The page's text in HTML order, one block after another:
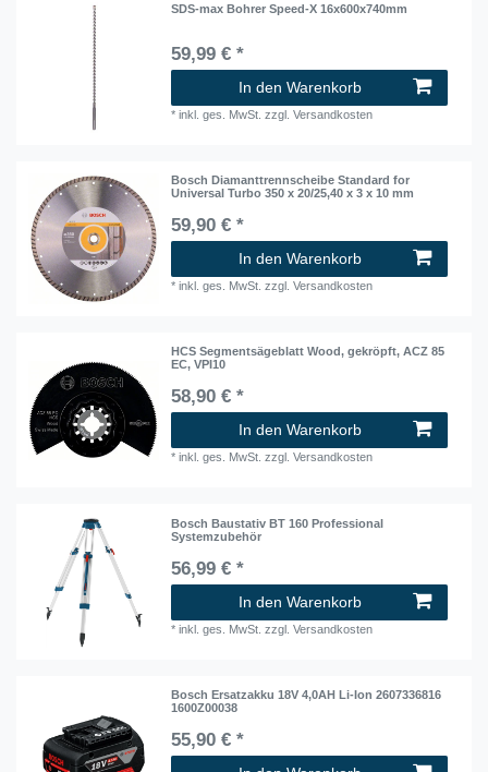
SDS-max Bohrer Speed-X 16x600x740mm
59,99 € *
In den Warenkorb
*inkl. ges. MwSt. zzgl.Versandkosten
Bosch Diamanttrennscheibe Standard for
Universal Turbo 350 x 20/25,40 x 3 x 10 mm
59,90 € *
In den Warenkorb
*inkl. ges. MwSt. zzgl.Versandkosten
HCS Segmentsägeblatt Wood, gekröpft, ACZ 85
EC, VPI10
58,90 € *
In den Warenkorb
*inkl. ges. MwSt. zzgl.Versandkosten
Bosch Baustativ BT 160 Professional
Systemzubehör
56,99 € *
In den Warenkorb
*inkl. ges. MwSt. zzgl.Versandkosten
Bosch Ersatzakku 18V 4,0AH Li-Ion 2607336816
1600Z00038
55,90 € *